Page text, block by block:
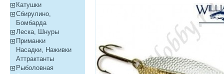
Катушки
Сбирулино,
Бомбарда
Леска, Шнуры
Приманки
Насадки, Наживки
Aттрактанты
Рыболовная